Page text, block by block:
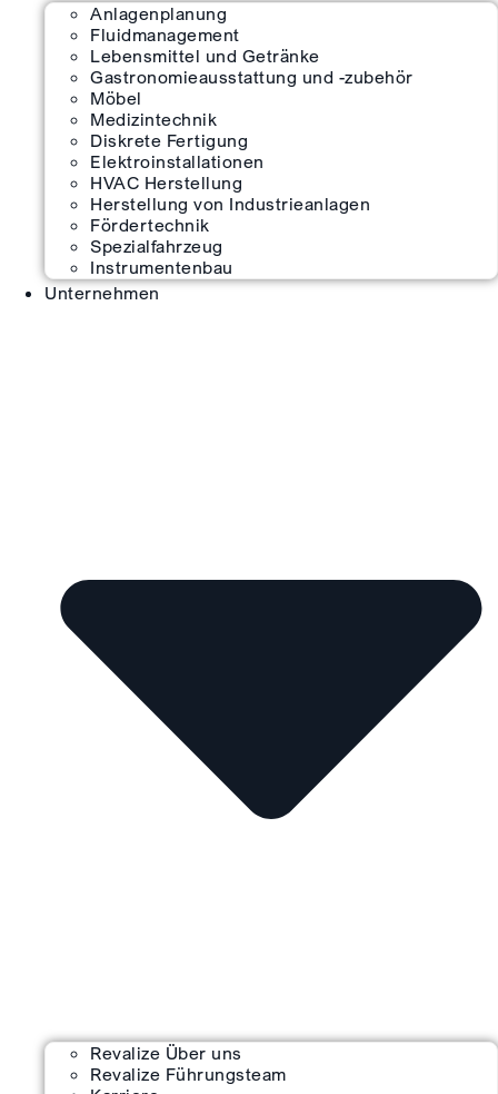
Anlagenplanung
Fluidmanagement
Lebensmittel und Getränke
Gastronomieausstattung und -zubehör
Möbel
Medizintechnik
Diskrete Fertigung
Elektroinstallationen
HVAC Herstellung
Herstellung von Industrieanlagen
Fördertechnik
Spezialfahrzeug
Instrumentenbau
Unternehmen
Revalize Über uns
Revalize Führungsteam